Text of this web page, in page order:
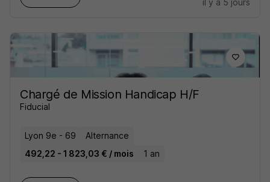
il y a 5 jours
Chargé de Mission Handicap H/F
Fiducial
Lyon 9e - 69
Alternance
492,22 - 1 823,03 € / mois
1 an